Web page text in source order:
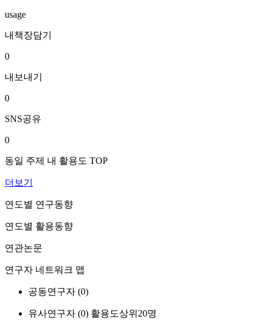
usage
내책장담기
0
내보내기
0
SNS공유
0
동일 주제 내 활용도 TOP
더보기
연도별 연구동향
연도별 활용동향
연관논문
연구자 네트워크 맵
공동연구자 (0)
유사연구자 (0) 활용도상위20명